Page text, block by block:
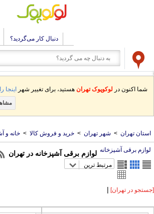
دنبال کار می‌گردید؟
شما اکنون در لوکوپوک تهرانهستید، برای تغییر شهراینجا را
تهران > شهر تهران > خرید و فروش کالا > خانه و
برقی آشپزخانه لوازم برقی آشپزخانه در تهران
مرتبط ترین
در تهران] |